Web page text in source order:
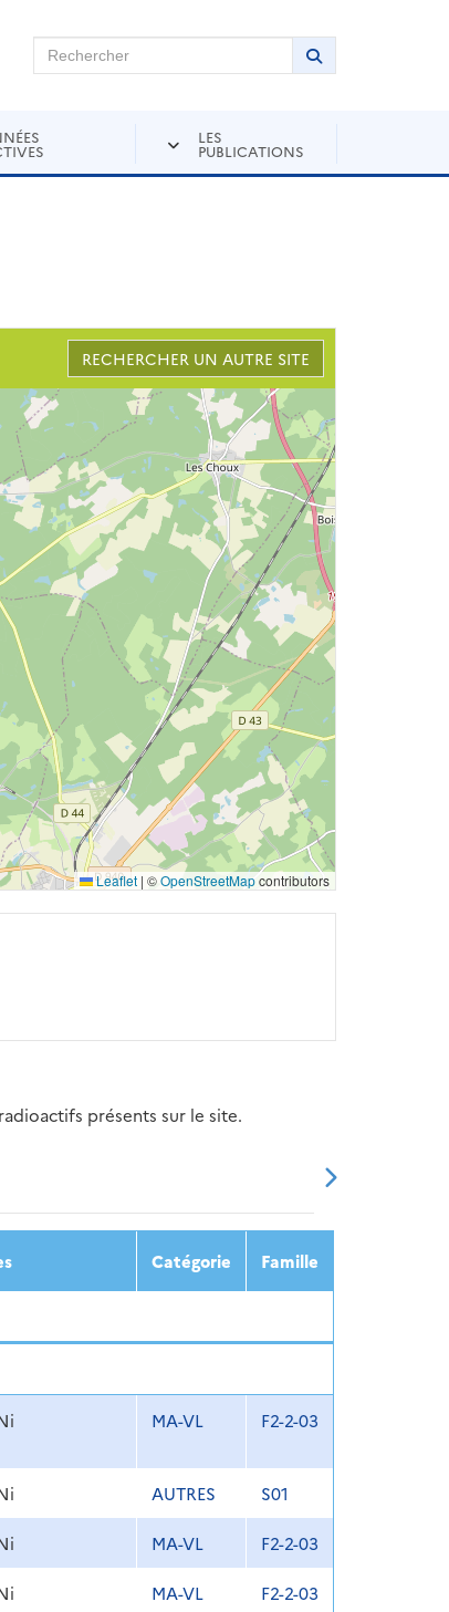
sur Andra Inventaire Rechercher
Lancer la
LES
PUBLICATIONS
RECHERCHER UN AUTRE SITE
Leaflet | ©OpenStreetMapcontributors
présents sur le site.
2021 2022 2023
Catégorie Famille
MA-VL F2-2-03
AUTRES S01
MA-VL F2-2-03
MA-VL F2-2-03